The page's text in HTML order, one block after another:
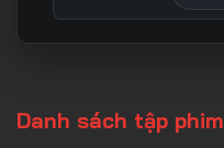
Danh sách tập phim